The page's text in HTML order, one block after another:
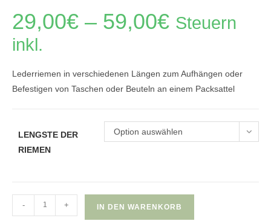
29,00€ – 59,00€ 29,00€
bisSteuern
inkl.
Lederriemen in verschiedenen Längen zum Aufhängen oder
Befestigen von Taschen oder Beuteln an einem Packsattel
LENGSTE DER
RIEMEN
Option auswählen
Lederriemen
Menge
- + IN DEN WARENKORB